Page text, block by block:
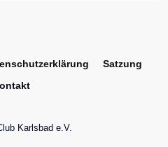
Satzung
Karlsbad e.V.